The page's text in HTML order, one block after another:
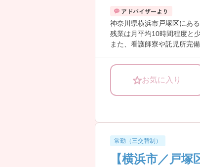
神奈川県横浜市戸塚区にあ
残業は月平均10時間程度と
また、看護師寮や託児所完
ご興味ある方には、面接対
お気に入り
常勤（三交替制）
【横浜市／戸